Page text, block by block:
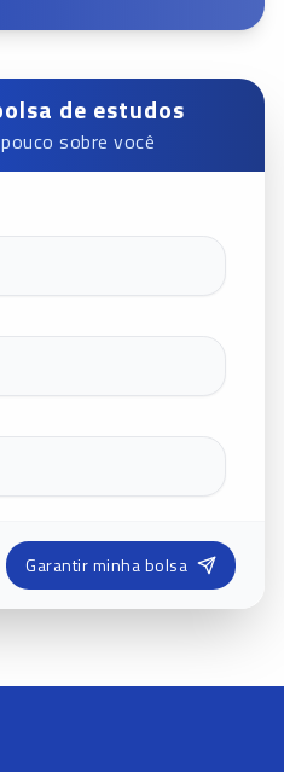
de estudos
sobre você
Garantir minha bolsa